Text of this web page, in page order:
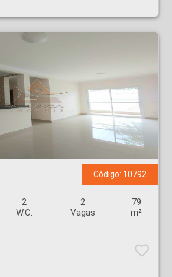
Código: 10792
2
W.C.
2
Vagas
79
m²